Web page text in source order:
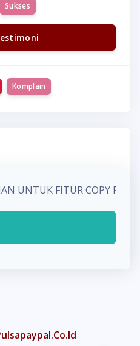
Sukses
Komplain
UNTUK FITUR COPY